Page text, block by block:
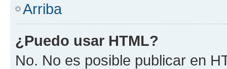
Arriba
¿Puedo usar HTML?
No. No es posible publicar en